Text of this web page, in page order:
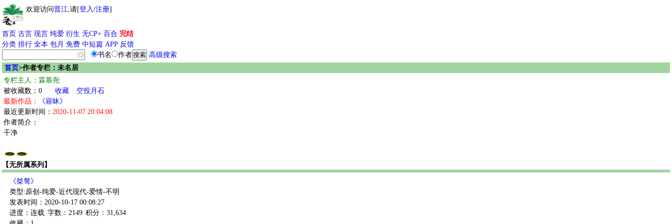
欢迎访问晋江,请[登入/注册]
首页 古言 现言 纯爱 衍生 无CP+ 百合 完结
分类 排行 全本 包月 免费 中短篇 APP 反馈
书名
作者
高级搜索
首页>作者专栏：未名居
专栏主人：霖慕尧
被收藏数：0
收藏
空投月石
最新作品：
《寤昧》
最近更新时间： 2020-11-07 20:04:08
作者简介：
干净
【无所属系列】
《桀骜》
类型:原创-纯爱-近代现代-爱情-不明
发表时间：2020-10-17 00:08:27
进度：连载 字数：2149 积分：31,634